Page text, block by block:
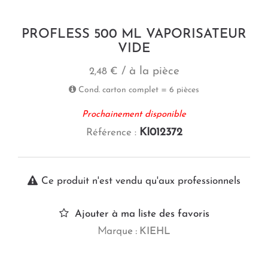
PROFLESS 500 ML VAPORISATEUR
VIDE
2,48 € / à la pièce
Cond. carton complet = 6 pièces
Prochainement disponible
Référence : KI012372
Ce produit n'est vendu qu'aux professionnels
Ajouter à ma liste des favoris
Marque : KIEHL